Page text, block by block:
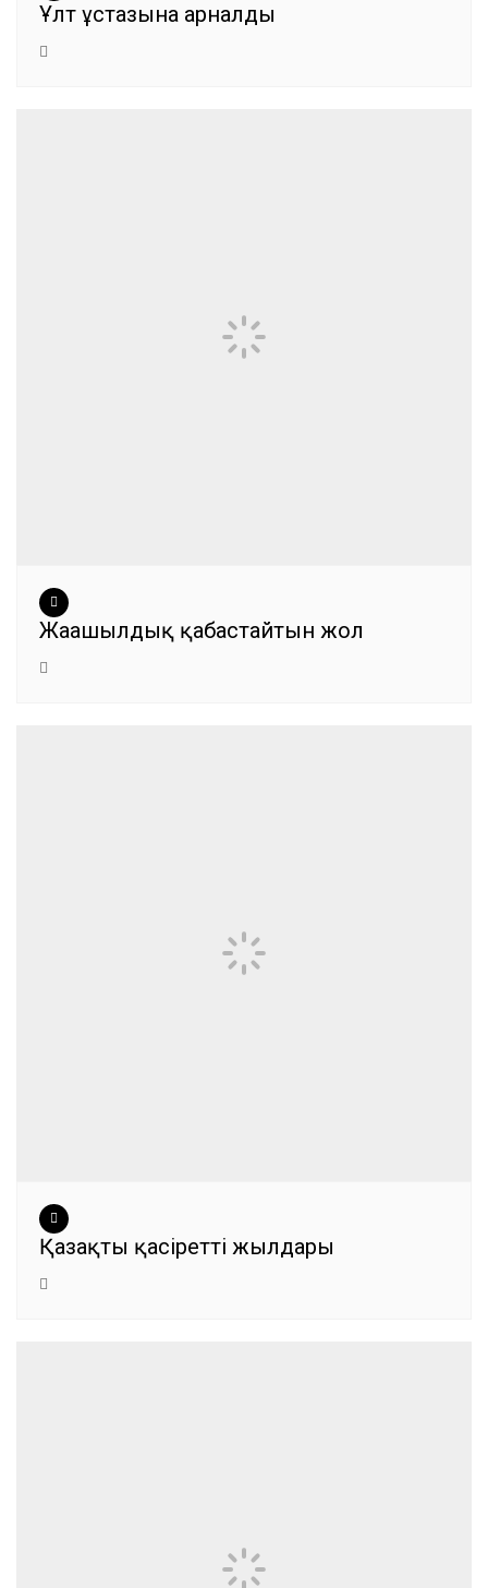
Ұлт ұстазына арналды
Жаңашылдық қабастайтын жол
Қазақтың қасіретті жылдары